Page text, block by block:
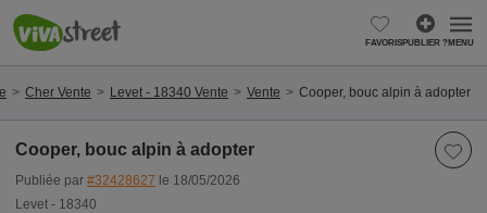
FAVORISPUBLIER ?MENU
Cher Vente Levet - 18340 Vente Vente Cooper, bouc alpin à adopter
Cooper, bouc alpin à adopter
Publiée par #32428627 le 18/05/2026
Levet - 18340